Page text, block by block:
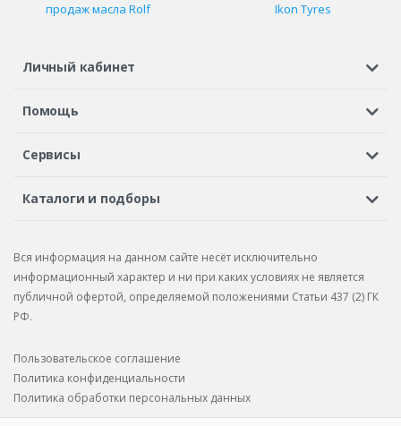
продаж масла Rolf
Ikon Tyres
Личный кабинет
Регистрация или вход
Помощь
Шины в кредит
Сервисы
Автосервисы
Бонусная программа
Рекламации по услугам
Каталоги и подборы
Подбор запчастей
Каталог запчастей
Вся информация на данном сайте несёт исключительно
информационный характер и ни при каких условиях не является
публичной офертой, определяемой положениями Статьи 437 (2) ГК
РФ.
Пользовательское соглашение
Политика конфиденциальности
Политика обработки персональных данных